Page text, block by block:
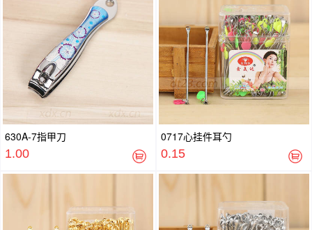
630A-7指甲刀
1.00
0717心挂件耳勺
0.15